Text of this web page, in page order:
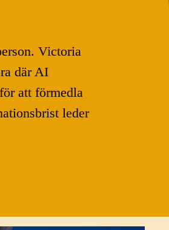
Victoria
där AI
att förmedla
leder